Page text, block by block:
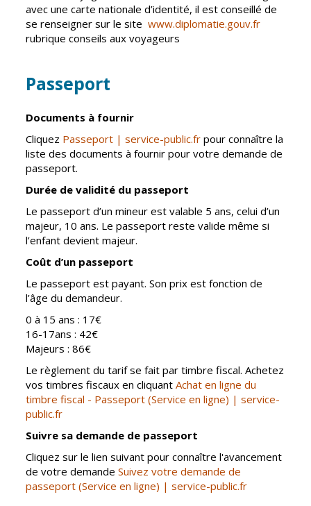
Cadre de vie
Environnement
déchets
Espaces verts
Réglementation
Tranquillité
publique
Renouvellement
urbain
Gare de Vierzon
Travaux
Refuge canin
Marchés
Urbanisme et
logement
Économie et
commerce
Réseau de
Vie citoyenne
quartiers
Conseil
d'enfants
Conseil citoyen
avec une carte nationale d’identité, il est conseillé de
se renseigner sur le sitewww.diplomatie.gouv.fr
rubrique conseils aux voyageurs
Passeport
Documents à fournir
Cliquez Passeport | service-public.fr pour connaître la
liste des documents à fournir pour votre demande de
passeport.
Durée de validité du passeport
Le passeport d’un mineur est valable 5 ans, celui d’un
majeur, 10 ans. Le passeport reste valide même si
l’enfant devient majeur.
Coût d’un passeport
Le passeport est payant. Son prix est fonction de
l’âge du demandeur.
0 à 15 ans : 17€
16-17ans : 42€
Majeurs : 86€
Le règlement du tarif se fait par timbre fiscal. Achetez
vos timbres fiscaux en cliquant Achat en ligne du
timbre fiscal - Passeport (Service en ligne) | service-
public.fr
Suivre sa demande de passeport
Cliquez sur le lien suivant pour connaître l'avancement
de votre demande Suivez votre demande de
passeport (Service en ligne) | service-public.fr